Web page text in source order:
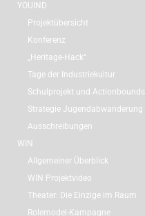
YOUIND
Projektübersicht
Konferenz
„Heritage-Hack“
Tage der Industriekultur
Schulprojekt und Actionbounds
Strategie Jugendabwanderung
Ausschreibungen
WIN
Allgemeiner Überblick
WIN Projektvideo
Theater: Die Einzige im Raum
Rolemodel-Kampagne